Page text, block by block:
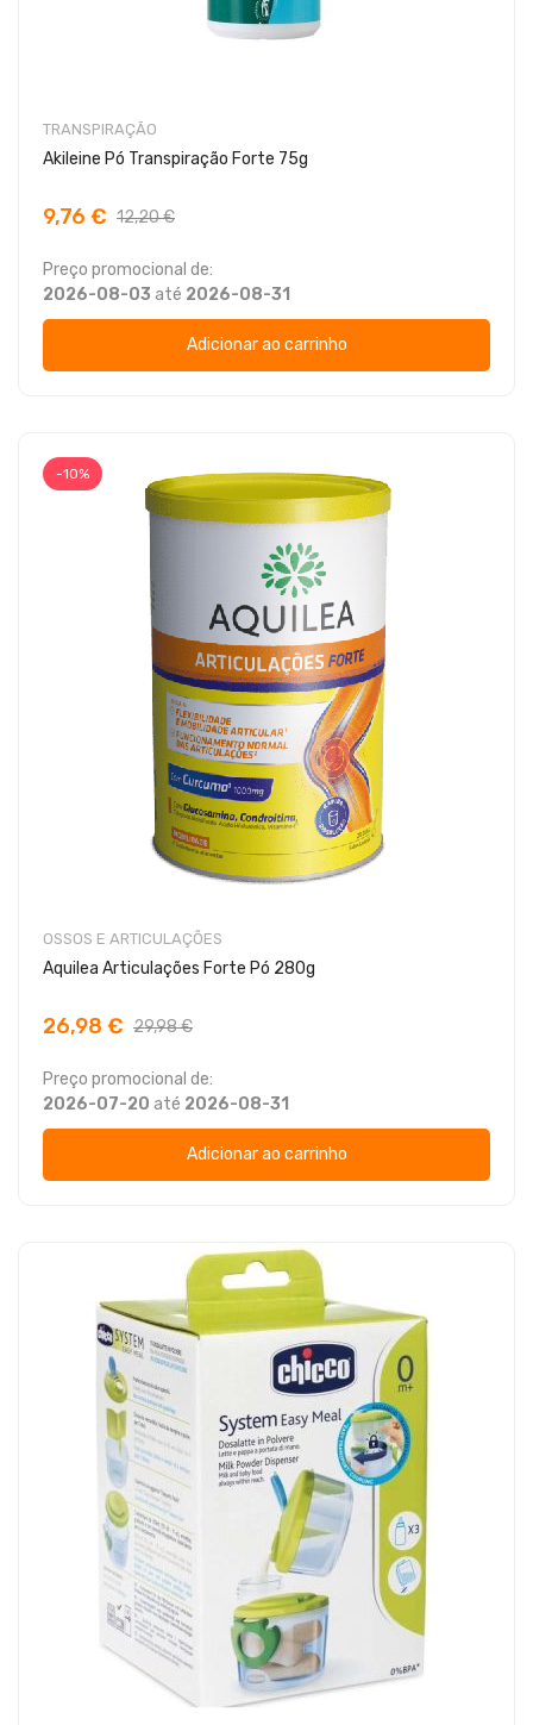
TRANSPIRAÇÃO
Akileine Pó Transpiração Forte 75g
9,76 € 12,20 €
Preço promocional de:
2026-08-03 até 2026-08-31
Adicionar ao carrinho
-10%
OSSOS E ARTICULAÇÕES
Aquilea Articulações Forte Pó 280g
26,98 € 29,98 €
Preço promocional de:
2026-07-20 até 2026-08-31
Adicionar ao carrinho